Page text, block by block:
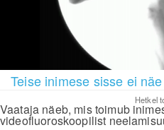
Teise inimese sisse ei näe
Hetkel
Vaataja näeb, mis toimub
videofluoroskoopilist